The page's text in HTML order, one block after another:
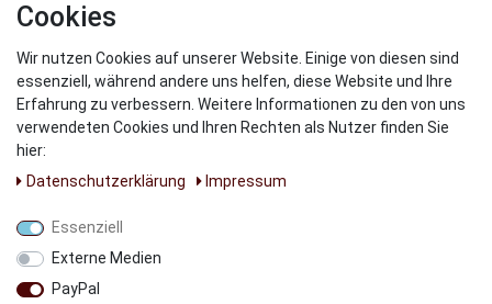
WIR VERSENDEN MIT
Cookies
Wir nutzen Cookies auf unserer Website. Einige von diesen sind
essenziell, während andere uns helfen, diese Website und Ihre
Erfahrung zu verbessern. Weitere Informationen zu den von uns
verwendeten Cookies und Ihren Rechten als Nutzer finden Sie
hier:
Daten­schutz­erklärung
Impressum
Essenziell
Externe Medien
PayPal